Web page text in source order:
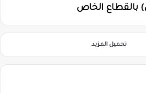
بالقطاع الخاص
تحميل المزيد